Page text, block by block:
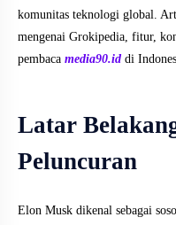
komunitas teknologi global.
mengenai Grokipedia, fitur,
pembaca media90.id di
Latar
Peluncuran
Elon Musk dikenal sebagai